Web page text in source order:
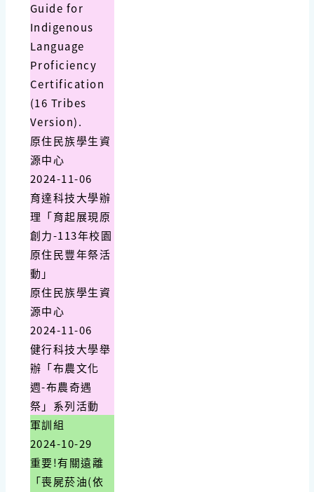
Guide for
Indigenous
Language
Proficiency
Certification
(16 Tribes
Version).
原住民族學生資
源中心
2024-11-06
育達科技大學辦
理「育起展現原
創力-113年校園
原住民豐年祭活
動」
原住民族學生資
源中心
2024-11-06
健行科技大學舉
辦「布農文化
週-布農奇遇
祭」系列活動
軍訓組
2024-10-29
重要!有關遠離
「喪屍菸油(依